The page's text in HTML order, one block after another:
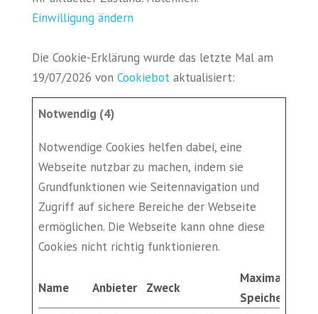
Einwilligung ändern
Die Cookie-Erklärung wurde das letzte Mal am
19/07/2026 von Cookiebotaktualisiert:
Notwendig (4)
Notwendige Cookies helfen dabei, eine
Webseite nutzbar zu machen, indem sie
Grundfunktionen wie Seitennavigation und
Zugriff auf sichere Bereiche der Webseite
ermöglichen. Die Webseite kann ohne diese
Cookies nicht richtig funktionieren.
Name Anbieter Zweck
Maximale
Speicherdauer